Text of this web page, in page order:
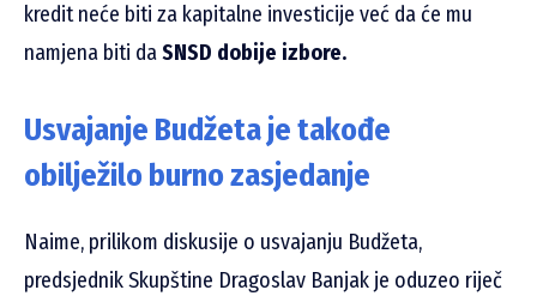
kredit neće biti za kapitalne investicije već da će mu
namjena biti daSNSD dobije izbore.
Usvajanje Budžeta je takođe
obilježilo burno zasjedanje
Naime, prilikom diskusije o usvajanju Budžeta,
predsjednik Skupštine Dragoslav Banjak je oduzeo riječ